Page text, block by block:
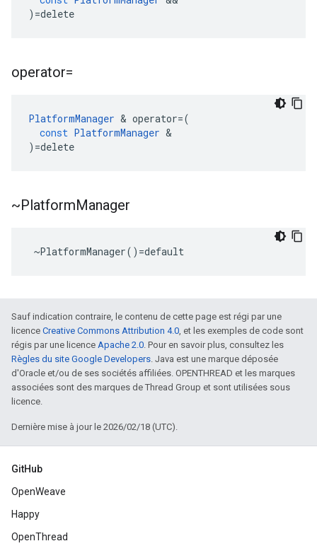
) =delete
operator=
PlatformManager & operator=(
const PlatformManager &
) =delete
~PlatformManager
~PlatformManager()=default
Sauf indication contraire, le contenu de cette page est régi par une
licence Creative Commons Attribution 4.0, et les exemples de code sont
régis par une licence Apache 2.0. Pour en savoir plus, consultez les
Règles du site Google Developers. Java est une marque déposée
d'Oracle et/ou de ses sociétés affiliées. OPENTHREAD et les marques
associées sont des marques de Thread Group et sont utilisées sous
licence.
Dernière mise à jour le 2026/02/18 (UTC).
GitHub
OpenWeave
Happy
OpenThread